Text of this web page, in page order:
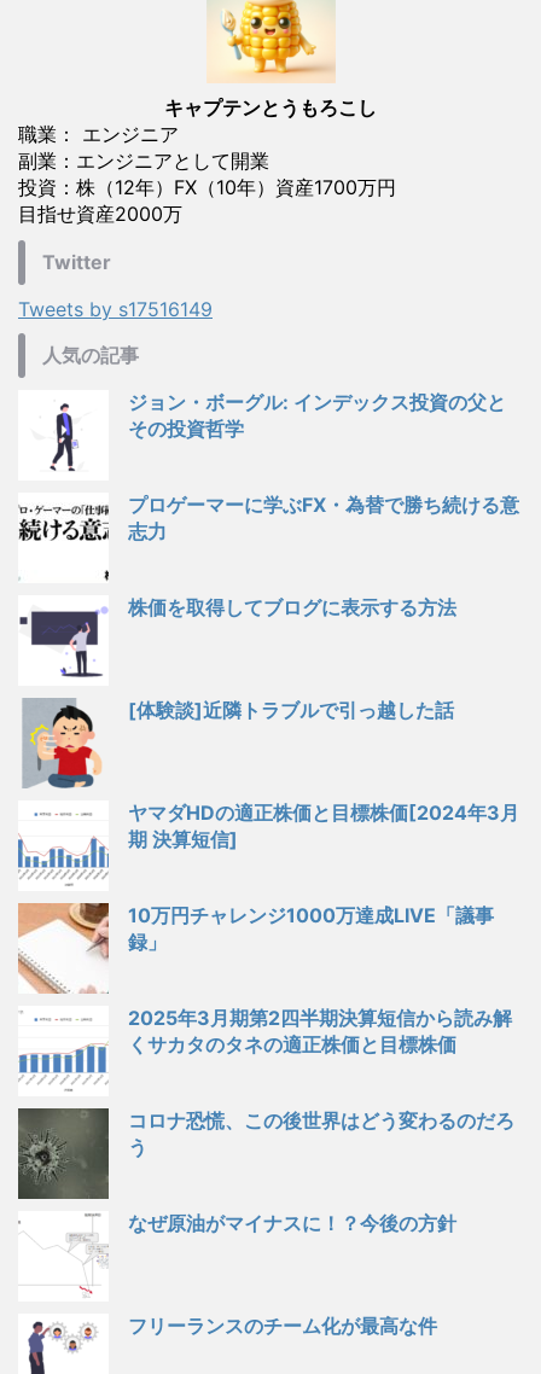
キャプテンとうもろこし
職業： エンジニア
副業：エンジニアとして開業
投資：株（12年）FX（10年）資産1700万円
目指せ資産2000万
Twitter
Tweets by s17516149
人気の記事
ジョン・ボーグル: インデックス投資の父と
その投資哲学
プロゲーマーに学ぶFX・為替で勝ち続ける意
志力
株価を取得してブログに表示する方法
[体験談]近隣トラブルで引っ越した話
ヤマダHDの適正株価と目標株価[2024年3月
期 決算短信]
10万円チャレンジ1000万達成LIVE「議事
録」
2025年3月期第2四半期決算短信から読み解
くサカタのタネの適正株価と目標株価
コロナ恐慌、この後世界はどう変わるのだろ
う
なぜ原油がマイナスに！？今後の方針
フリーランスのチーム化が最高な件